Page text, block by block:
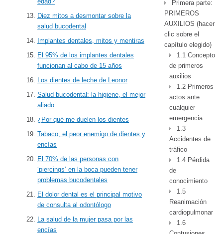
Diez mitos a desmontar sobre la
salud bucodental
Implantes dentales, mitos y mentiras
El 95% de los implantes dentales
funcionan al cabo de 15 años
Los dientes de leche de Leonor
Salud bucodental: la higiene, el mejor
aliado
¿Por qué me duelen los dientes
Tabaco, el peor enemigo de dientes y
encías
El 70% de las personas con
‘piercings’ en la boca pueden tener
problemas bucodentales
El dolor dental es el principal motivo
de consulta al odontólogo
La salud de la mujer pasa por las
encías
Primera parte:
PRIMEROS
AUXILIOS (hacer
clic sobre el
capítulo elegido)
1.1 Concepto
de primeros
auxilios
1.2 Primeros
actos ante
cualquier
emergencia
1.3
Accidentes de
tráfico
1.4 Pérdida
de
conocimiento
1.5
Reanimación
cardiopulmonar
1.6